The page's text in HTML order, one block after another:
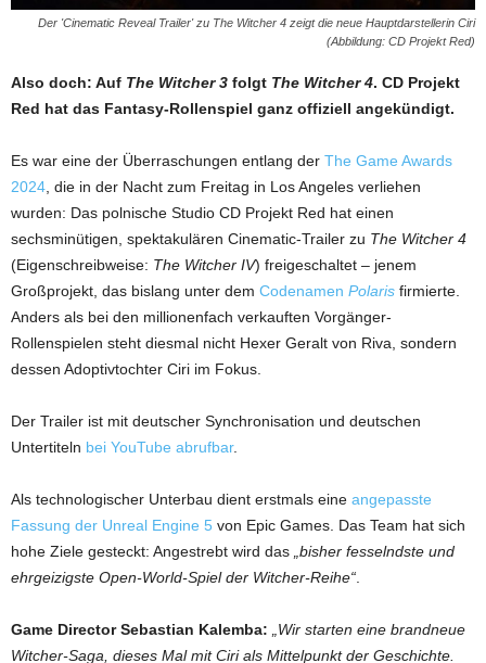
Der 'Cinematic Reveal Trailer' zu The Witcher 4 zeigt die neue Hauptdarstellerin Ciri
(Abbildung: CD Projekt Red)
Also doch: Auf The Witcher 3 folgt The Witcher 4. CD Projekt
Red hat das Fantasy-Rollenspiel ganz offiziell angekündigt.
Es war eine der Überraschungen entlang der The Game Awards
2024 , die in der Nacht zum Freitag in Los Angeles verliehen
wurden: Das polnische Studio CD Projekt Red hat einen
sechsminütigen, spektakulären Cinematic-Trailer zu The Witcher 4
(Eigenschreibweise: The Witcher IV) freigeschaltet – jenem
Großprojekt, das bislang unter dem Codenamen Polaris firmierte.
Anders als bei den millionenfach verkauften Vorgänger-
Rollenspielen steht diesmal nicht Hexer Geralt von Riva, sondern
dessen Adoptivtochter Ciri im Fokus.
Der Trailer ist mit deutscher Synchronisation und deutschen
Untertiteln bei YouTube abrufbar.
Als technologischer Unterbau dient erstmals eine angepasste
Fassung der Unreal Engine 5 von Epic Games. Das Team hat sich
hohe Ziele gesteckt: Angestrebt wird das „bisher fesselndste und
ehrgeizigste Open-World-Spiel der Witcher-Reihe“
Game Director Sebastian Kalemba: „Wir starten eine brandneue
Witcher-Saga, dieses Mal mit Ciri als Mittelpunkt der Geschichte.